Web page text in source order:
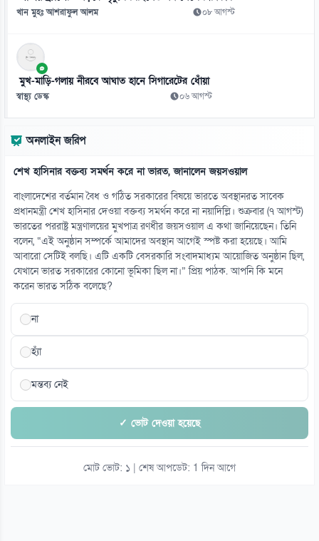
০৯ আগস্ট
১২
বাংলাদেশের ডিজিটাল অর্থনীতির সম্ভাবনায় বাধা দক্ষতার ঘাটতি
০৯ আগস্ট
০৯ আগস্ট
১৪
ঢাকায় এ সপ্তাহে প্রযুক্তির বাজারে স্মার্টফোনের দাম
০৯ আগস্ট
১৫
তারার মৃত্যুর শুরু থেকে শেষ দেখলেন বিজ্ঞানীরা
০৯ আগস্ট
খান মুহঃ আশরাফুল আলম ০৮ আগস্ট
মুখ-মাড়ি-গলায় নীরবে আঘাত হানে সিগারেটের ধোঁয়া
স্বাস্থ্য ডেস্ক ০৬ আগস্ট
অনলাইন জরিপ
শেখ হাসিনার বক্তব্য সমর্থন করে না ভারত, জানালেন জয়সওয়াল
বাংলাদেশের বর্তমান বৈধ ও গঠিত সরকারের বিষয়ে ভারতে অবস্থানরত সাবেক
প্রধানমন্ত্রী শেখ হাসিনার দেওয়া বক্তব্য সমর্থন করে না নয়াদিল্লি। শুক্রবার (৭ আগস্ট)
ভারতের পররাষ্ট্র মন্ত্রণালয়ের মুখপাত্র রণধীর জয়সওয়াল এ কথা জানিয়েছেন। তিনি
বলেন, “এই অনুষ্ঠান সম্পর্কে আমাদের অবস্থান আগেই স্পষ্ট করা হয়েছে। আমি
আবারো সেটিই বলছি। এটি একটি বেসরকারি সংবাদমাধ্যম আয়োজিত অনুষ্ঠান ছিল,
যেখানে ভারত সরকারের কোনো ভূমিকা ছিল না।” প্রিয় পাঠক. আপনি কি মনে
করেন ভারত সঠিক বলেছে?
না
হ্যাঁ
মন্তব্য নেই
✓ ভোট দেওয়া হয়েছে
মোট ভোট: ১ | শেষ আপডেট: 1 দিন আগে